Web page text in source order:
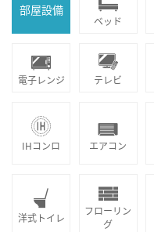
部屋設備
ベッド
電子レンジ テレビ
IHコンロ エアコン
洋式トイレ
フローリン
グ